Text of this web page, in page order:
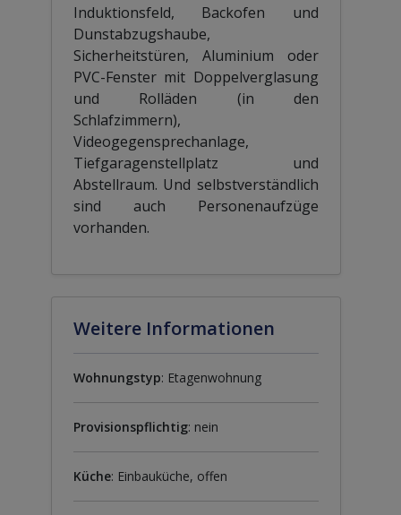
Induktionsfeld, Backofen und
Dunstabzugshaube,
Sicherheitstüren, Aluminium oder
PVC-Fenster mit Doppelverglasung
und Rolläden (in den
Schlafzimmern),
Videogegensprechanlage,
Tiefgaragenstellplatz und
Abstellraum. Und selbstverständlich
sind auch Personenaufzüge
vorhanden.
Weitere Informationen
Wohnungstyp: Etagenwohnung
Provisionspflichtig: nein
Küche: Einbauküche, offen